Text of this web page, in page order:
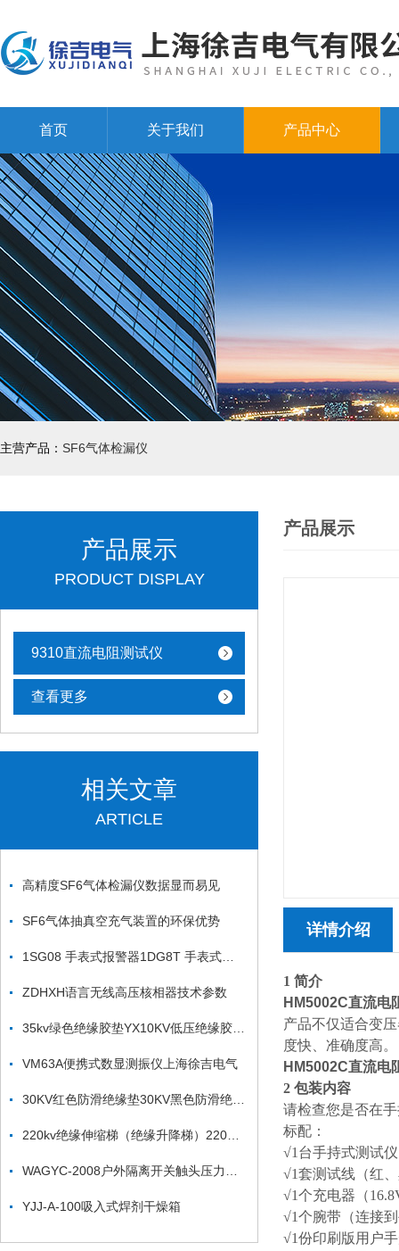
首页 关于我们 产品中心
主营产品： SF6气体检漏仪
产品展示
PRODUCT DISPLAY
9310直流电阻测试仪
查看更多
相关文章
ARTICLE
高精度SF6气体检漏仪数据显而易见
SF6气体抽真空充气装置的环保优势
ZDHXH语言无线高压核相器技术参数
VM63A便携式数显测振仪上海徐吉电气
YJJ-A-100吸入式焊剂干燥箱
产品展示
详情介绍
1 简介
HM5002C直流电
产品不仅适合变
度快、准确度高。
HM5002C直流电
2 包装内容
请检查您是否在
标配：
√1台手持式测试仪
√1套测试线（红
√1个充电器（
√1个腕带（连接
√1份印刷版用户